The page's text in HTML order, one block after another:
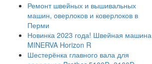
Ремонт швейных и вышивальных
машин, оверлоков и коверлоков в
Перми
Новинка 2023 года! Швейная машина
MINERVA Horizon R
Шестерёнка главного вала для